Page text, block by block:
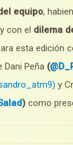
equipo,
con el dilema
esta edición
Dani Peña (
y
) como